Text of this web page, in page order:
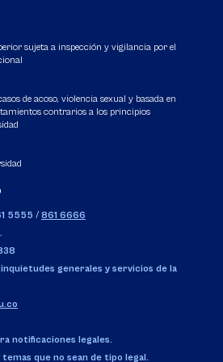
sujeta a inspección y vigilancia por el
de acoso, violencia sexual y basada en
contrarios a los principios
5555 / 861 6666
generales y servicios de la
notificaciones legales.
que no sean de tipo legal.